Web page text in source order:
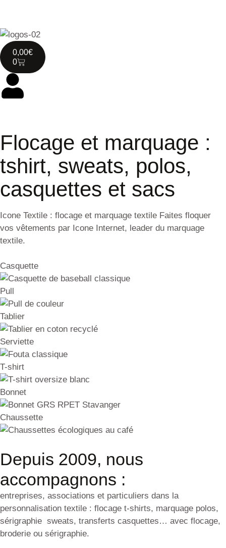
0,00€
0
Flocage et marquage :
tshirt, sweats, polos,
casquettes et sacs
Icone Textile : flocage et marquage textile Faites floquer
vos vêtements par Icone Internet, leader du marquage
textile.
Casquette
Pull
Tablier
Serviette
T-shirt
Bonnet
Chaussette
Depuis 2009, nous
accompagnons :
entreprises, associations et particuliers dans la
personnalisation textile : flocage t-shirts, marquage polos,
sérigraphie sweats, transferts casquettes… avec flocage,
broderie ou sérigraphie.